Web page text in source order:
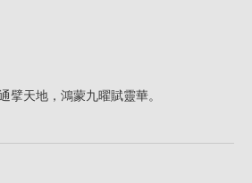
擘天地，鴻蒙九曜賦靈華。